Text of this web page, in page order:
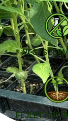
FEJLETT